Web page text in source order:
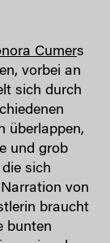
Cumers
vorbei an
sich durch
überlappen,
und grob
sich
von
braucht
bunten